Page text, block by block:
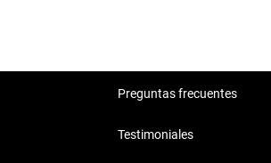
Preguntas frecuentes
Testimoniales